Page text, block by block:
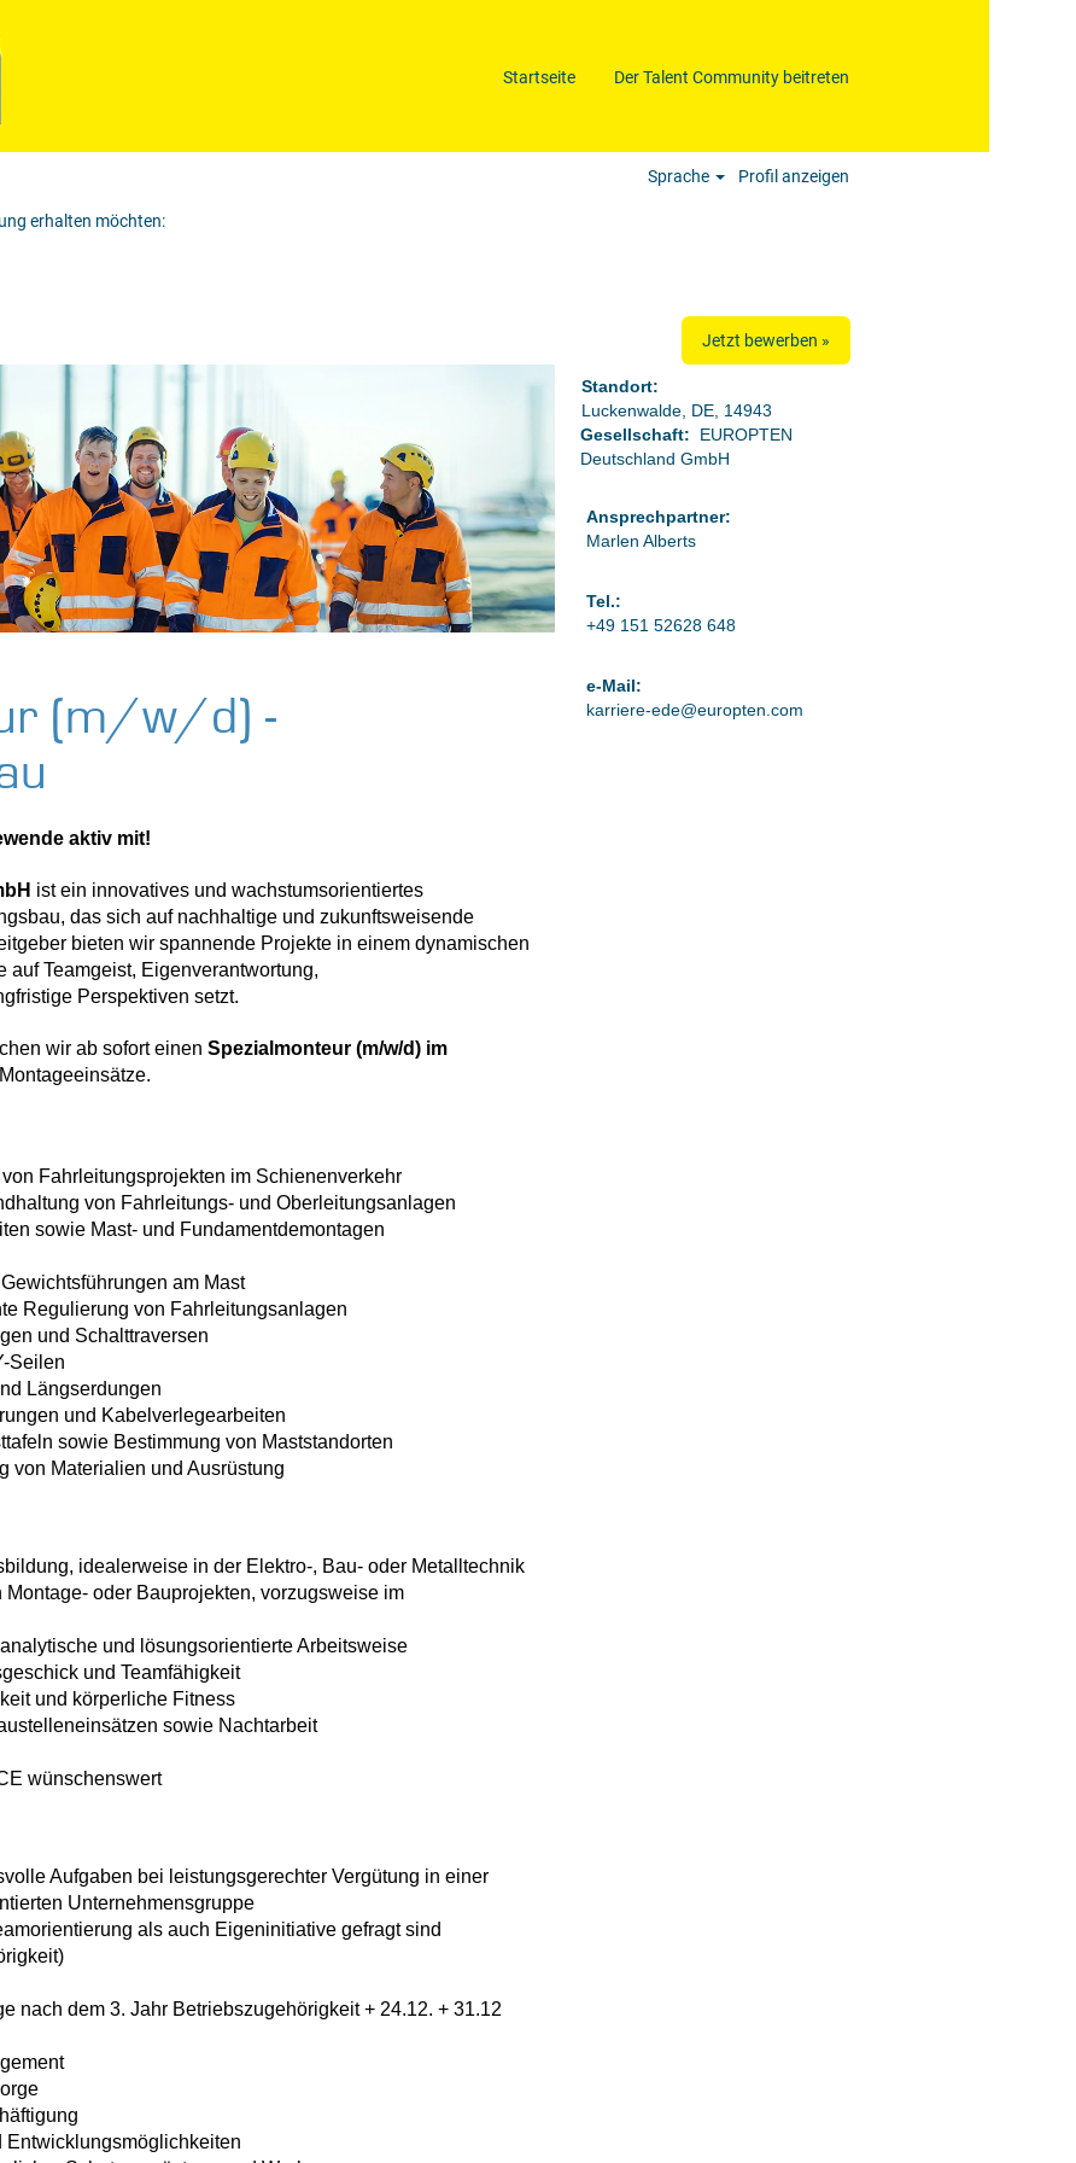
Startseite Der Talent Community beitreten
Sprache Profil anzeigen
erhalten möchten:
Jetzt bewerben »
(m/w/d) -
aktiv mit!
ist ein innovatives und wachstumsorientiertes
das sich auf nachhaltige und zukunftsweisende
bieten wir spannende Projekte in einem dynamischen
auf Teamgeist, Eigenverantwortung,
Perspektiven setzt.
wir ab sofort einen Spezialmonteur (m/w/d) im
Fahrleitungsprojekten im Schienenverkehr
von Fahrleitungs- und Oberleitungsanlagen
sowie Mast- und Fundamentdemontagen
am Mast
Regulierung von Fahrleitungsanlagen
und Schalttraversen
Seilen
Längserdungen
und Kabelverlegearbeiten
sowie Bestimmung von Maststandorten
von Materialien und Ausrüstung
idealerweise in der Elektro-, Bau- oder Metalltechnik
oder Bauprojekten, vorzugsweise im
und lösungsorientierte Arbeitsweise
und Teamfähigkeit
und körperliche Fitness
sowie Nachtarbeit
wünschenswert
Aufgaben bei leistungsgerechter Vergütung in einer
Unternehmensgruppe
als auch Eigeninitiative gefragt sind
nach dem 3. Jahr Betriebszugehörigkeit + 24.12. + 31.12
Standort:
Luckenwalde, DE, 14943
Gesellschaft: EUROPTEN
Deutschland GmbH
Ansprechpartner:
Marlen Alberts
Tel.:
+49 151 52628 648
e-Mail:
karriere-ede@europten.com